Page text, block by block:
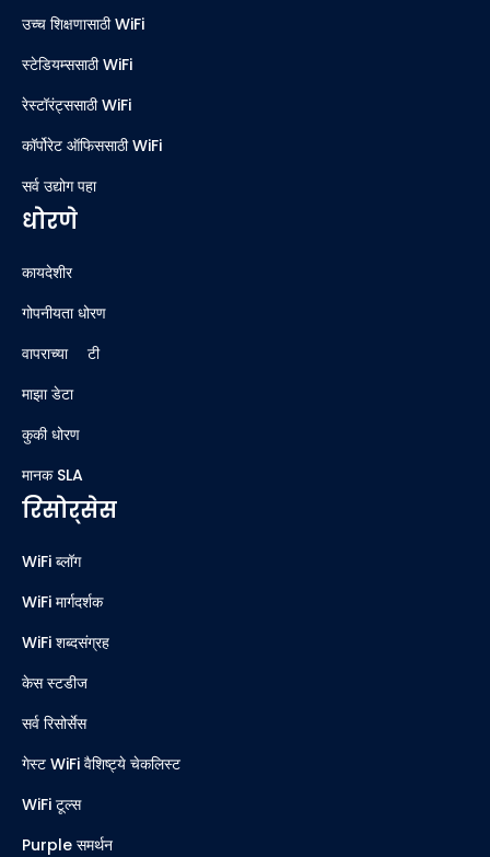
उच्च शिक्षणासाठी WiFi
स्टेडियम्ससाठी WiFi
रेस्टॉरंट्ससाठी WiFi
कॉर्पोरेट ऑफिससाठी WiFi
सर्व उद्योग पहा
धोरणे
कायदेशीर
गोपनीयता धोरण
वापराच्या अटी
माझा डेटा
कुकी धोरण
मानक SLA
रिसोर्सेस
WiFi ब्लॉग
WiFi मार्गदर्शक
WiFi शब्दसंग्रह
केस स्टडीज
सर्व रिसोर्सेस
गेस्ट WiFi वैशिष्ट्ये चेकलिस्ट
WiFi टूल्स
Purple समर्थन